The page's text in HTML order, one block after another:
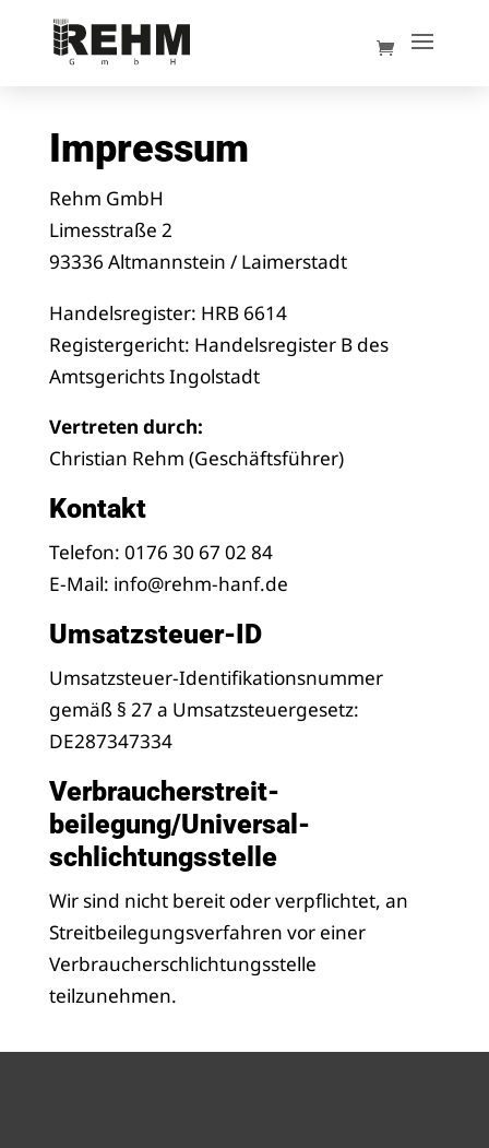
Impressum
Rehm GmbH
Limesstraße 2
93336 Altmannstein / Laimerstadt
Handelsregister: HRB 6614
Registergericht: Handelsregister B des
Amtsgerichts Ingolstadt
Vertreten durch:
Christian Rehm (Geschäftsführer)
Kontakt
Telefon: 0176 30 67 02 84
E-Mail: info@rehm-hanf.de
Umsatzsteuer-ID
Umsatzsteuer-Identifikationsnummer
gemäß § 27 a Umsatzsteuergesetz:
DE287347334
Verbraucher­streit­
beilegung/Universal­
schlichtungs­stelle
Wir sind nicht bereit oder verpflichtet, an
Streitbeilegungsverfahren vor einer
Verbraucherschlichtungsstelle
teilzunehmen.